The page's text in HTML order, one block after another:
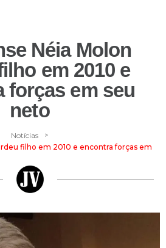
Néia Molon
em 2010 e
forças em seu
neto
Notícias >
filho em 2010 e encontra forças em